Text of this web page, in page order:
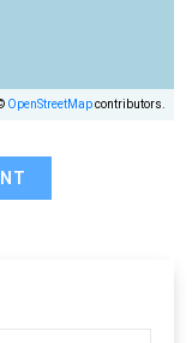
OpenStreetMapcontributors.